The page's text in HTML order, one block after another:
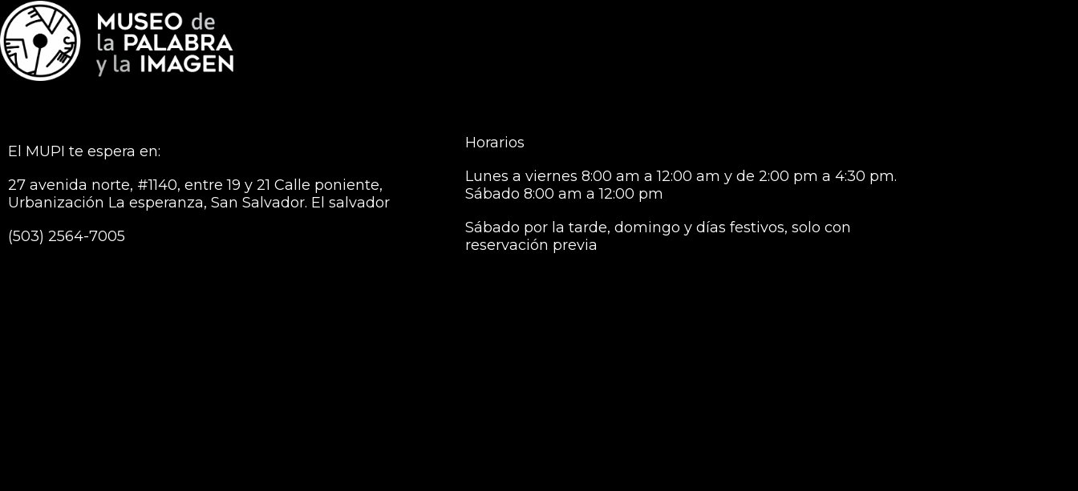
El MUPI te espera en:
27 avenida norte, #1140, entre 19 y 21 Calle poniente,
Urbanización La esperanza, San Salvador. El salvador
(503) 2564-7005
Horarios
Lunes a viernes 8:00 am a 12:00 am y de 2:00 pm a 4:30 pm.
Sábado 8:00 am a 12:00 pm
Sábado por la tarde, domingo y días festivos, solo con
reservación previa